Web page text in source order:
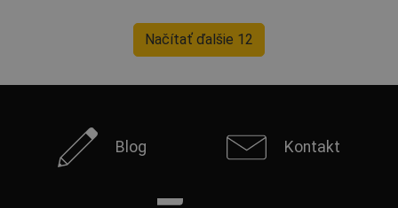
Načítať ďalšie 12
Blog Kontakt